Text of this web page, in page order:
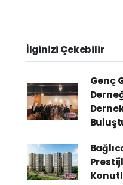
İlginizi Çekebilir
Genç